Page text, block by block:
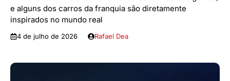
e alguns dos carros da franquia são diretamente
inspirados no mundo real
4 de julho de 2026 Rafael Dea